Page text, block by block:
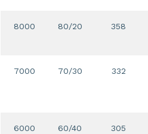
8000 80/20 358
7000 70/30 332
6000 60/40 305